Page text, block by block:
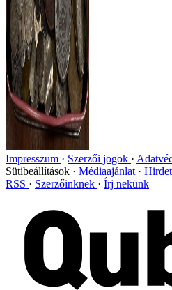
Impresszum Szerzői jogok
Sütibeállítások
Médiaajánlat
RSS
Szerzőinknek Írj nekünk